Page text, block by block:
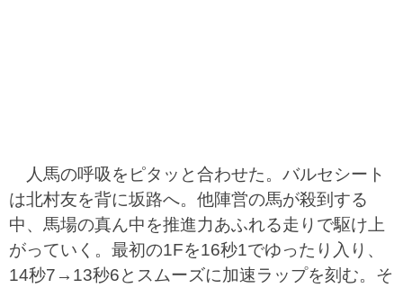
人馬の呼吸をピタッと合わせた。バルセシート
は北村友を背に坂路へ。他陣営の馬が殺到する
中、馬場の真ん中を推進力あふれる走りで駆け上
がっていく。最初の1Fを16秒1でゆったり入り、
14秒7→13秒6とスムーズに加速ラップを刻む。そ